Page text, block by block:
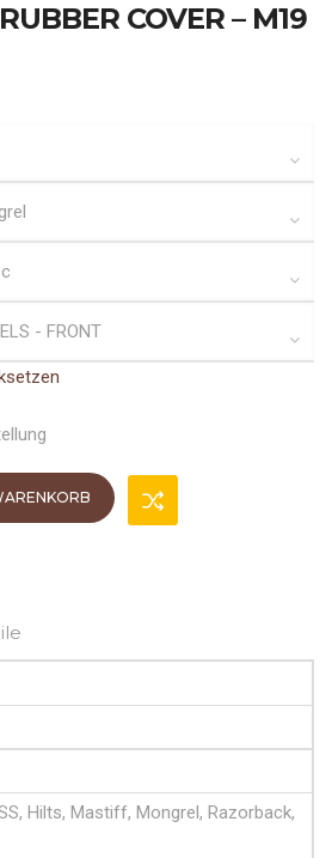
COVER – M19
Hilts, Mastiff, Mongrel, Razorback,